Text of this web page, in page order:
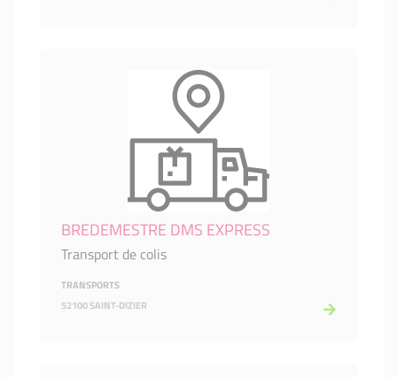
BREDEMESTRE DMS EXPRESS
Transport de colis
TRANSPORTS
52100 SAINT-DIZIER